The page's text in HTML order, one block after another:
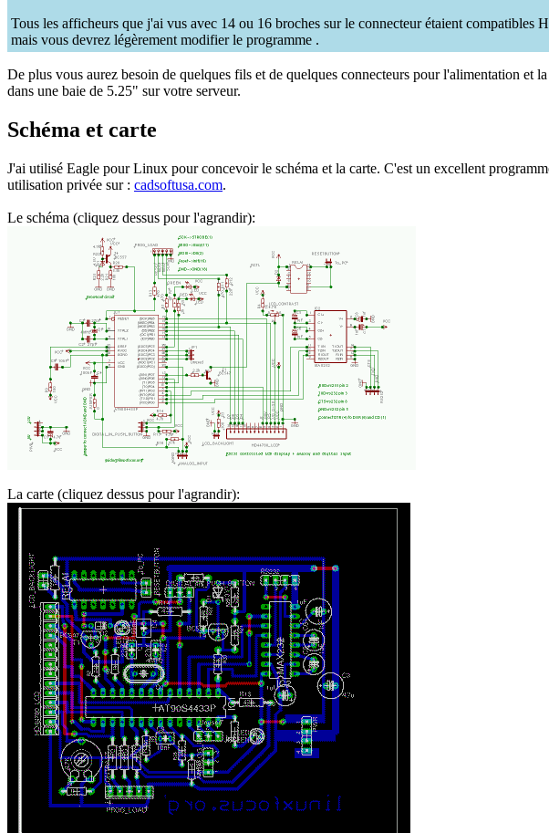
Tous les afficheurs que j'ai vus avec 14 ou 16 broches sur le connecteur étaient
mais vous devrez légèrement modifier le programme .
De plus vous aurez besoin de quelques fils et de quelques connecteurs pour l'alimentation
dans une baie de 5.25" sur votre serveur.
Schéma et carte
J'ai utilisé Eagle pour Linux pour concevoir le schéma et la carte. C'est un excellent
utilisation privée sur : cadsoftusa.com.
Le schéma (cliquez dessus pour l'agrandir):
La carte (cliquez dessus pour l'agrandir):